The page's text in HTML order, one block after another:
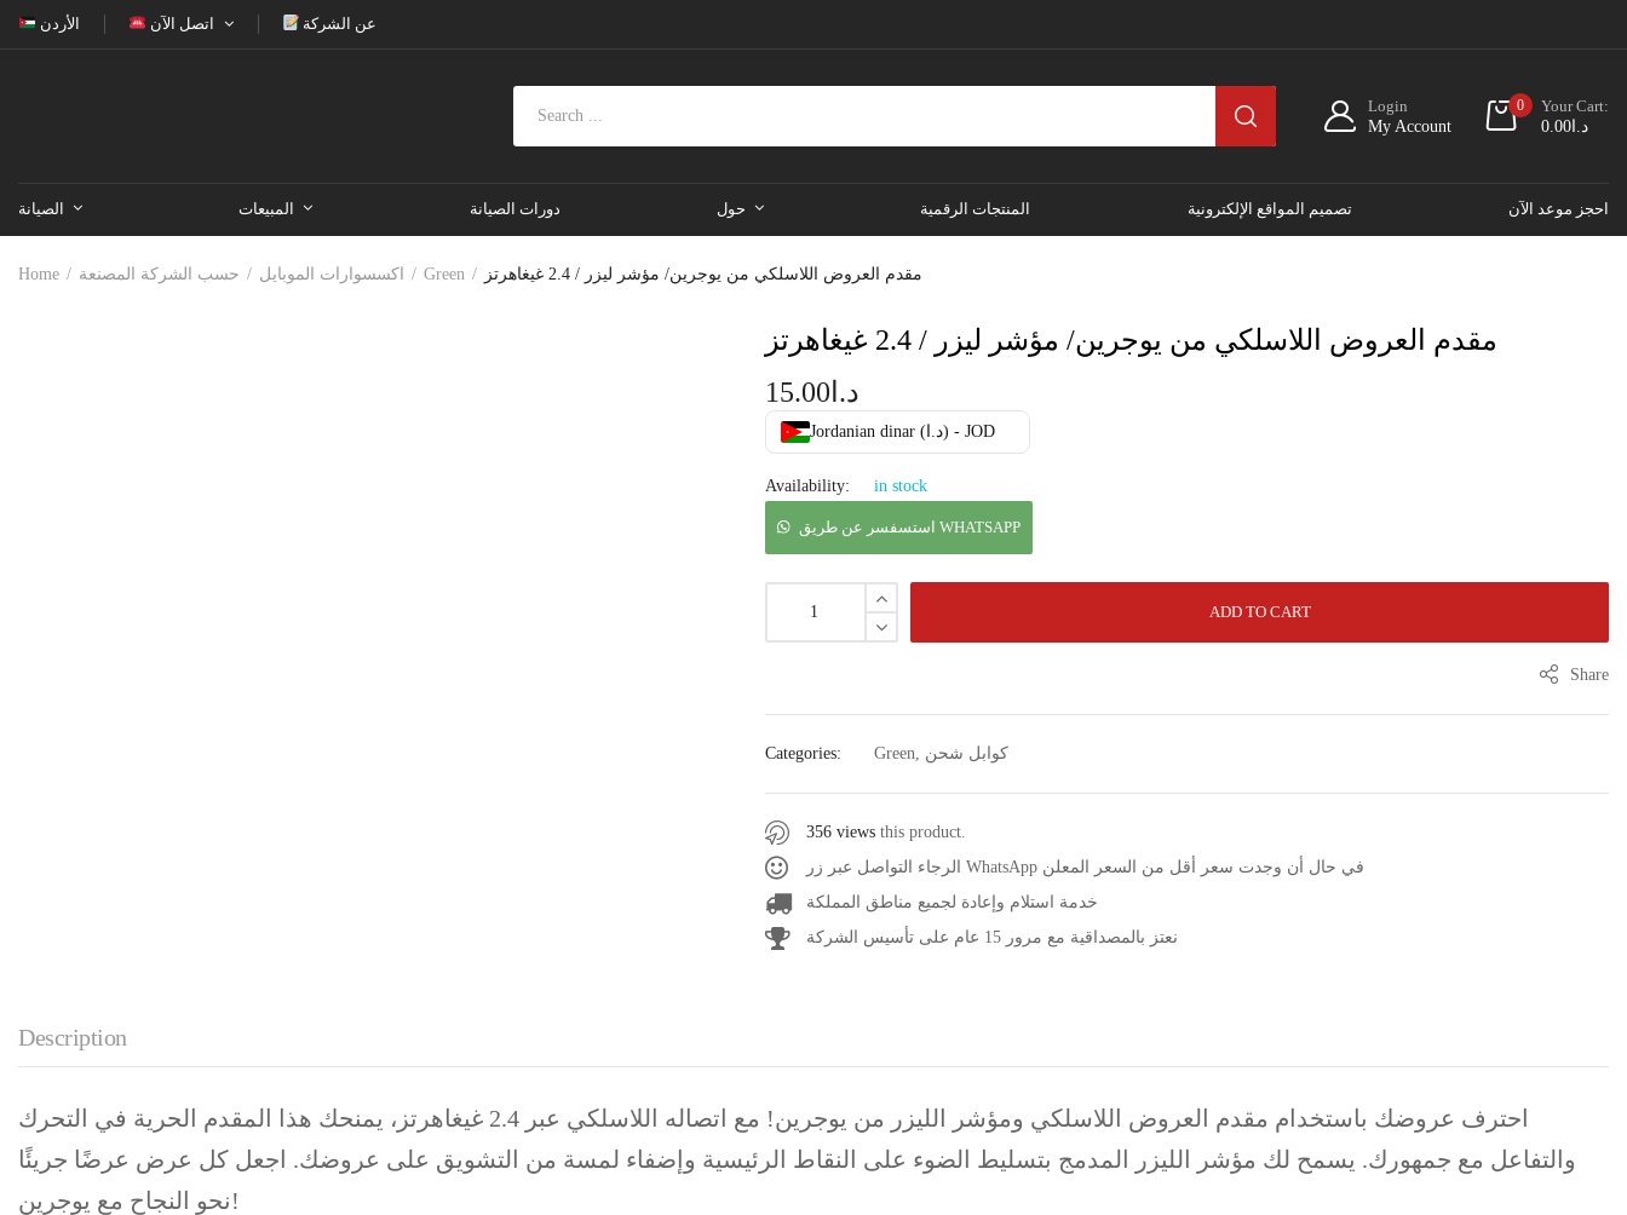
الأردن اتصل الآن عن الشركة
Login
My Account
0
Your Cart:
د.ا 0.00
الصيانة المبيعات دورات الصيانة حول المنتجات الرقمية تصميم المواقع الإلكترونية احجز موعد الآن
Home اكسسوارات الموبايل حسب الشركة المصنعة Green مقدم العروض اللاسلكي من يوجرين/ مؤشر ليزر / 2.4 غيغاهرتز
مقدم العروض اللاسلكي من يوجرين/ مؤشر ليزر / 2.4 غيغاهرتز
د.ا 15.00
Jordanian dinar (د.ا) - JOD
Availability: in stock
استسفسر عن طريق WHATSAPP
ADD TO CART
Share
Categories: Green, كوابل شحن
356 viewsthis product.
الرجاء التواصل عبر زر WhatsApp في حال أن وجدت سعر أقل من السعر المعلن
خدمة استلام وإعادة لجميع مناطق المملكة
نعتز بالمصداقية مع مرور 15 عام على تأسيس الشركة
Description
احترف عروضك باستخدام مقدم العروض اللاسلكي ومؤشر الليزر من يوجرين! مع اتصاله اللاسلكي عبر 2.4 غيغاهرتز، يمنحك هذا المقدم الحرية في التحرك
والتفاعل مع جمهورك. يسمح لك مؤشر الليزر المدمج بتسليط الضوء على النقاط الرئيسية وإضفاء لمسة من التشويق على عروضك. اجعل كل عرض عرضًا جريئًا
نحو النجاح مع يوجرين!